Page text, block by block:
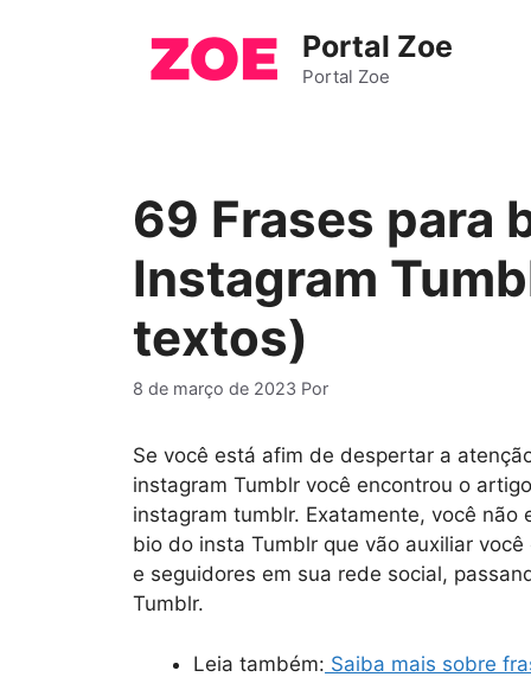
Portal Zoe
Portal Zoe
69 Frases para
Instagram
textos)
8 de março de 2023 Por
Se você está afim de despertar a
instagram Tumblr você encontrou o
instagram tumblr. Exatamente, você
bio do insta Tumblr que vão auxiliar
e seguidores em sua rede social,
Tumblr.
Leia também: Saiba mais sobre